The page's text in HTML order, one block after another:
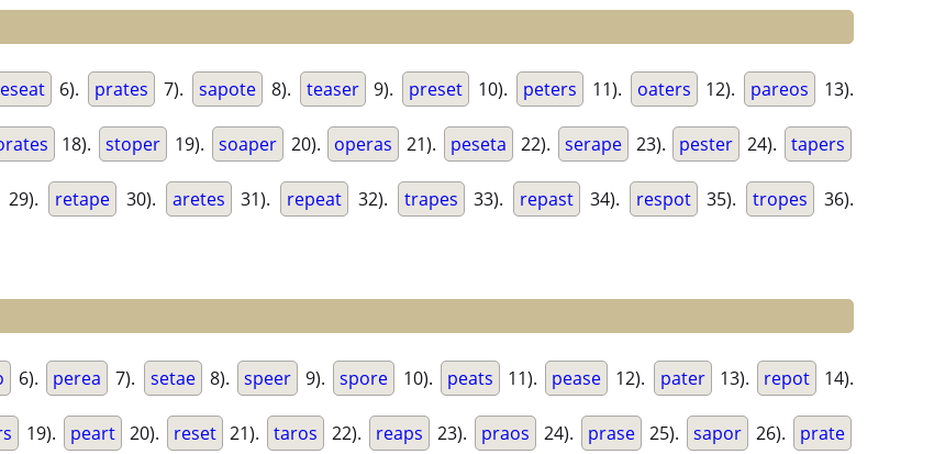
6). prates 7). sapote 8). teaser 9). preset 10). peters 11). oaters 12). pareos 13).
18). stoper 19). soaper 20). operas 21). peseta 22). serape 23). pester 24). tapers
29). retape 30). aretes 31). repeat 32). trapes 33). repast 34). respot 35). tropes 36).
6). perea 7). setae 8). speer 9). spore 10). peats 11). pease 12). pater 13). repot 14).
19). peart 20). reset 21). taros 22). reaps 23). praos 24). prase 25). sapor 26). prate